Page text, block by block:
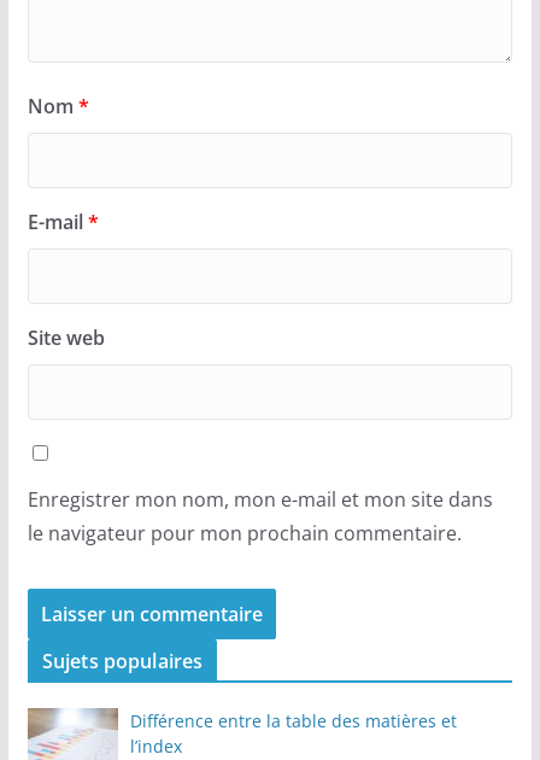
Nom *
E-mail*
Site web
Enregistrer mon nom, mon e-mail et mon site dans
le navigateur pour mon prochain commentaire.
Sujets populaires
Différence entre la table des matières et
l’index